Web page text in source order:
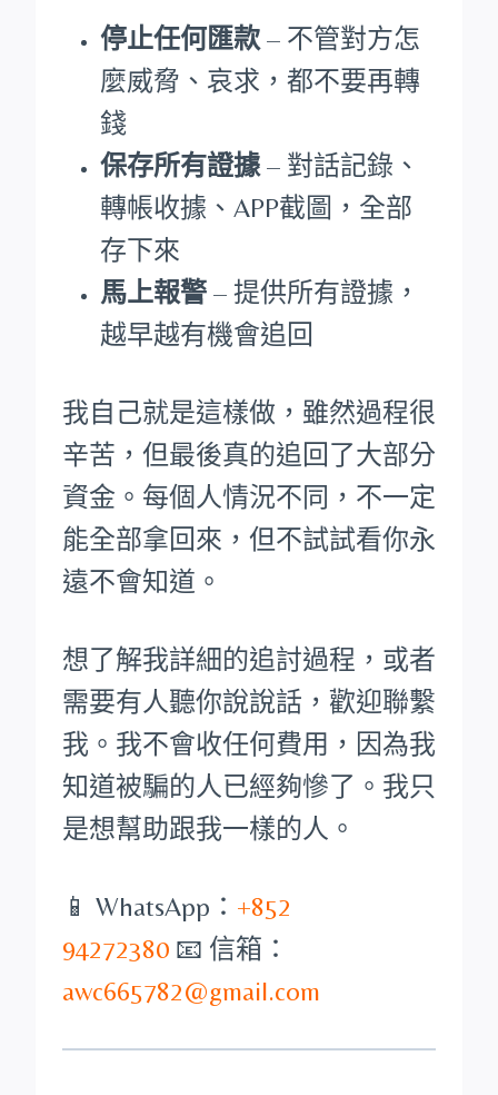
停止任何匯款 – 不管對方怎
麼威脅、哀求，都不要再轉
錢
保存所有證據 – 對話記錄、
轉帳收據、APP截圖，全部
存下來
馬上報警 – 提供所有證據，
越早越有機會追回
我自己就是這樣做，雖然過程很
辛苦，但最後真的追回了大部分
資金。每個人情況不同，不一定
能全部拿回來，但不試試看你永
遠不會知道。
想了解我詳細的追討過程，或者
需要有人聽你說說話，歡迎聯繫
我。我不會收任何費用，因為我
知道被騙的人已經夠慘了。我只
是想幫助跟我一樣的人。
📱 WhatsApp： +852
94272380 📧 信箱：
awc665782@gmail.com